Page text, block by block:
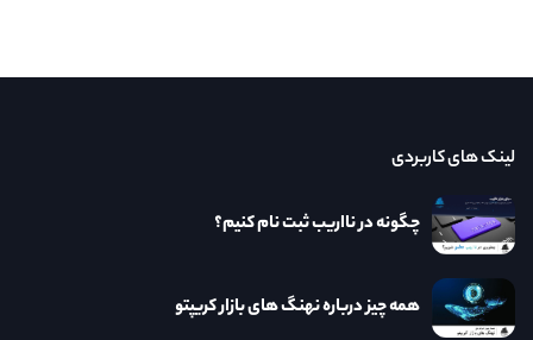
لینک های کاربردی
چگونه در نااریب ثبت نام کنیم؟
همه چیز درباره نهنگ های بازار کریپتو